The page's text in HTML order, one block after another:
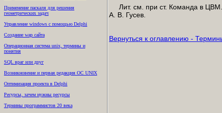
Применение паскаля для решения
геометрических задач
Управление windows с помощью Delphi
Создание wap сайта
Операционная система unix, термины и
понятия
SQL враг или друг
Возникновение и первая редакция ОС UNIX
Оптимизация проекта в Delphi
Ресурсы, зачем нужны ресурсы
Термины программистов 20 века
Лит. см. при ст. Команда в ЦВМ.
А. В. Гусев.
Вернуться к оглавлению -